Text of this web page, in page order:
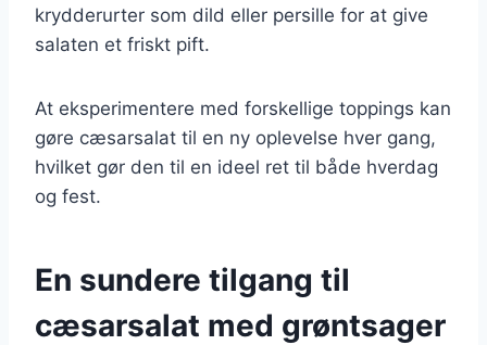
krydderurter som dild eller persille for at give
salaten et friskt pift.
At eksperimentere med forskellige toppings kan
gøre cæsarsalat til en ny oplevelse hver gang,
hvilket gør den til en ideel ret til både hverdag
og fest.
En sundere tilgang til
cæsarsalat med grøntsager